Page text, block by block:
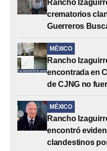
Rancho
crematorios
Guerreros
MÉXICO
Rancho
encontrada en
de CJNG no
MÉXICO
Rancho
encontró
clandestinos